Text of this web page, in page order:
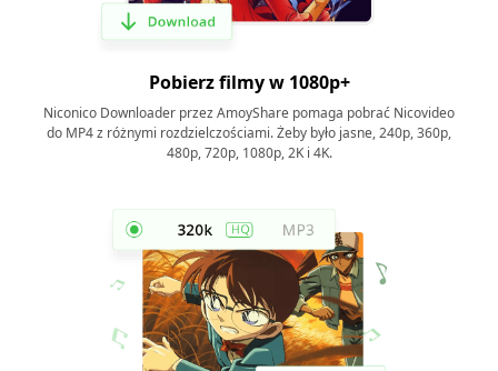
Pobierz filmy w 1080p+
Niconico Downloader przez AmoyShare pomaga pobrać Nicovideo
do MP4 z różnymi rozdzielczościami. Żeby było jasne, 240p, 360p,
480p, 720p, 1080p, 2K i 4K.